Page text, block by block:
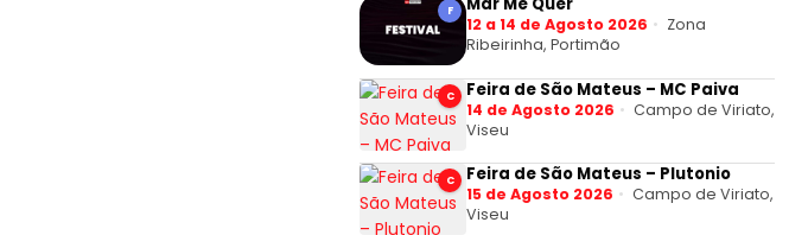
F Mar Me Quer
12 a 14 de Agosto 2026
Zona
Ribeirinha, Portimão
C Feira de São Mateus – MC Paiva
14 de Agosto 2026
Campo de Viriato,
Viseu
C Feira de São Mateus – Plutonio
15 de Agosto 2026
Campo de Viriato,
Viseu